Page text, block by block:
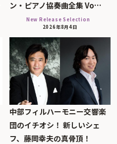
ン・ピアノ協奏曲全集 Vo…
New Release Selection
2026年8月4日
中部フィルハーモニー交響楽
団のイチオシ！ 新しいシェ
フ、藤岡幸夫の真骨頂！